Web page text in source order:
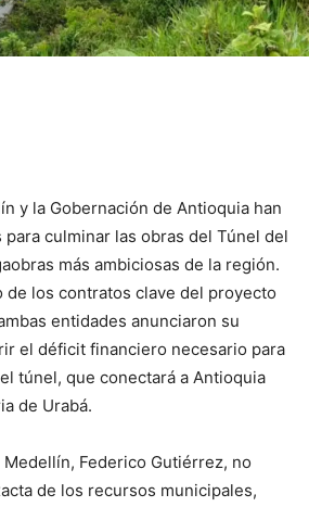
y la Gobernación de Antioquia han
culminar las obras del Túnel del
más ambiciosas de la región.
de los contratos clave del proyecto
entidades anunciaron su
el déficit financiero necesario para
túnel, que conectará a Antioquia
de Urabá.
Federico Gutiérrez, no
de los recursos municipales,